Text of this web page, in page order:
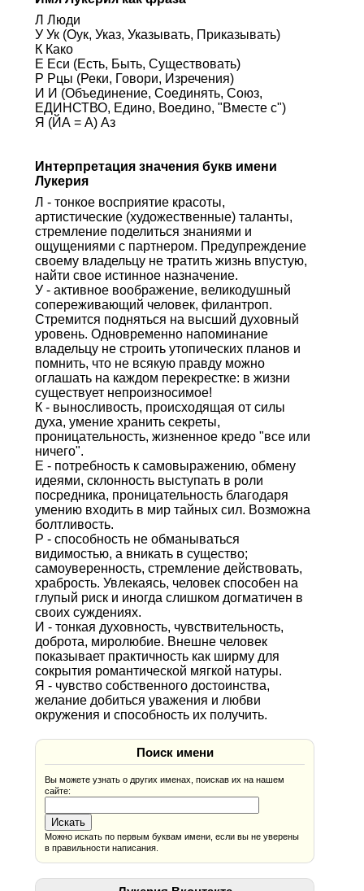
Л Люди
У Ук (Оук, Указ, Указывать, Приказывать)
К Како
Е Еси (Есть, Быть, Существовать)
Р Рцы (Реки, Говори, Изречения)
И И (Объединение, Соединять, Союз,
ЕДИНСТВО, Едино, Воедино, "Вместе с")
Я (ЙА = А) Аз
Интерпретация значения букв имени
Лукерия
Л - тонкое восприятие красоты,
артистические (художественные) таланты,
стремление поделиться знаниями и
ощущениями с партнером. Предупреждение
своему владельцу не тратить жизнь впустую,
найти свое истинное назначение.
У - активное воображение, великодушный
сопереживающий человек, филантроп.
Стремится подняться на высший духовный
уровень. Одновременно напоминание
владельцу не строить утопических планов и
помнить, что не всякую правду можно
оглашать на каждом перекрестке: в жизни
существует непроизносимое!
К - выносливость, происходящая от силы
духа, умение хранить секреты,
проницательность, жизненное кредо "все или
ничего".
Е - потребность к самовыражению, обмену
идеями, склонность выступать в роли
посредника, проницательность благодаря
умению входить в мир тайных сил. Возможна
болтливость.
Р - способность не обманываться
видимостью, а вникать в существо;
самоуверенность, стремление действовать,
храбрость. Увлекаясь, человек способен на
глупый риск и иногда слишком догматичен в
своих суждениях.
И - тонкая духовность, чувствительность,
доброта, миролюбие. Внешне человек
показывает практичность как ширму для
сокрытия романтической мягкой натуры.
Я - чувство собственного достоинства,
желание добиться уважения и любви
окружения и способность их получить.
Поиск имени
Вы можете узнать о других именах, поискав их на нашем
сайте:
Можно искать по первым буквам имени, если вы не уверены
в правильности написания.